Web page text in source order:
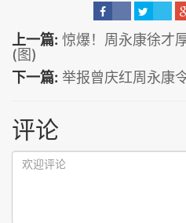
上一篇: 惊爆！周永康徐才
(图)
下一篇: 举报曾庆红周永康
评论